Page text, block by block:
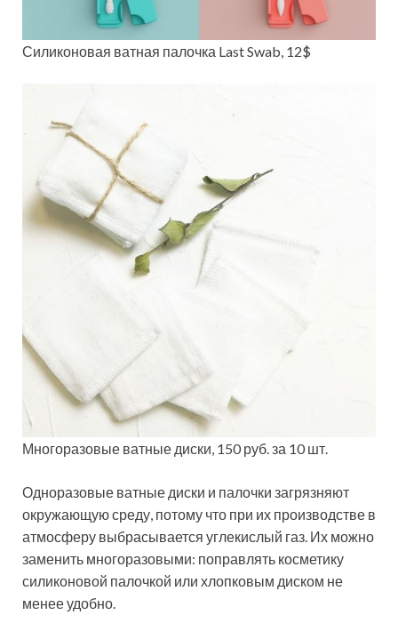
Силиконовая ватная палочка Last Swab, 12$
Многоразовые ватные диски, 150 руб. за 10 шт.
Одноразовые ватные диски и палочки загрязняют
окружающую среду, потому что при их производстве в
атмосферу выбрасывается углекислый газ. Их можно
заменить многоразовыми: поправлять косметику
силиконовой палочкой или хлопковым диском не
менее удобно.